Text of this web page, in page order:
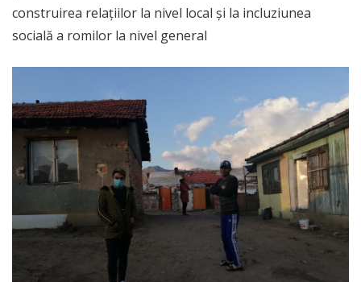
construirea relațiilor la nivel local și la incluziunea
socială a romilor la nivel general